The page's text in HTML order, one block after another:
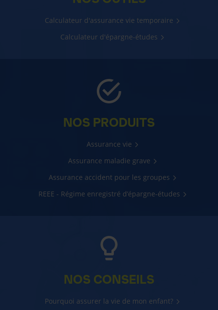
Calculateur d'assurance vie temporaire
Calculateur d'épargne-études
NOS PRODUITS
Assurance vie
Assurance maladie grave
Assurance accident pour les groupes
REEE - Régime enregistré d’épargne-études
NOS CONSEILS
Pourquoi assurer la vie de mon enfant?